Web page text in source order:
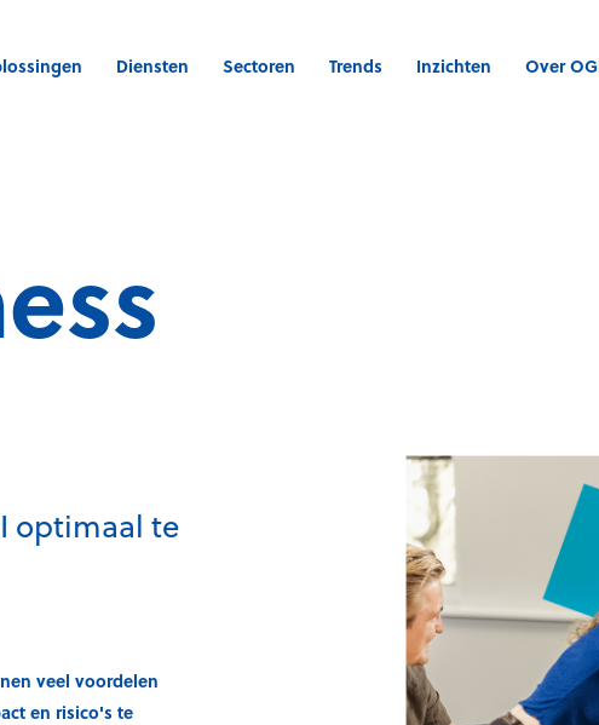
Diensten Sectoren Trends Inzichten Over
optimaal te
veel voordelen
en risico's te